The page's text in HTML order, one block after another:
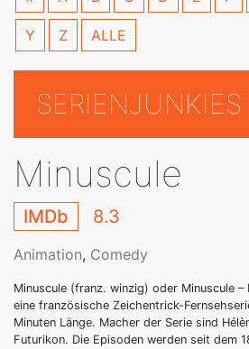
Y Z ALLE
SERIENJUNKIES
Minuscule
IMDb 8.3
Animation, Comedy
Minuscule (franz. winzig) oder Minuscule
eine französische Zeichentrick-
Minuten Länge. Macher der Serie sind
Futurikon. Die Episoden werden seit dem